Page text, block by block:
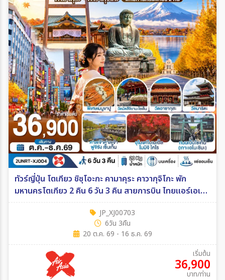
ทัวร์ญี่ปุ่น โตเกียว ชิซุโอะกะ คามาคุระ คาวากุจิโกะ พัก
มหานครโตเกียว 2 คืน 6 วัน 3 คืน สายการบิน ไทยแอร์เอเชีย
เอ็กซ์ 6วัน 3คืน (XJ)
JP_XJ00703
6วัน 3คืน
20 ต.ค. 69 - 16 ธ.ค. 69
เริ่มต้น
36,900
บาท/ท่าน